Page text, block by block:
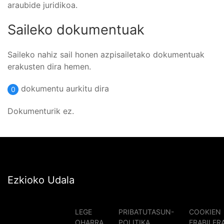
araubide juridikoa.
Saileko dokumentuak
Saileko nahiz sail honen azpisailetako dokumentuak
erakusten dira hemen.
0 dokumentu aurkitu dira
Dokumenturik ez.
Ezkioko Udala
LEGE
OHARRA
PRIBATUTASUN-
POLITIKA
COOKIEN